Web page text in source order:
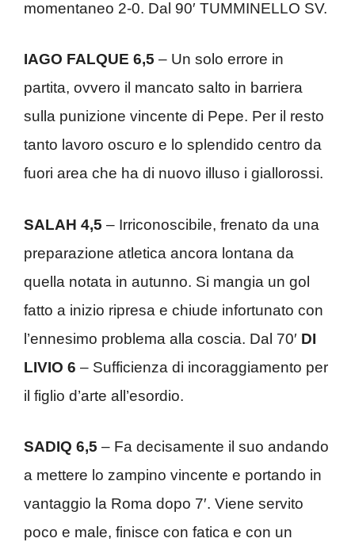
momentaneo 2-0. Dal 90′ TUMMINELLO SV.
IAGO FALQUE 6,5 – Un solo errore in
partita, ovvero il mancato salto in barriera
sulla punizione vincente di Pepe. Per il resto
tanto lavoro oscuro e lo splendido centro da
fuori area che ha di nuovo illuso i giallorossi.
SALAH 4,5 – Irriconoscibile, frenato da una
preparazione atletica ancora lontana da
quella notata in autunno. Si mangia un gol
fatto a inizio ripresa e chiude infortunato con
l’ennesimo problema alla coscia. Dal 70′ DI
LIVIO 6 – Sufficienza di incoraggiamento per
il figlio d’arte all’esordio.
SADIQ 6,5 – Fa decisamente il suo andando
a mettere lo zampino vincente e portando in
vantaggio la Roma dopo 7′. Viene servito
poco e male, finisce con fatica e con un